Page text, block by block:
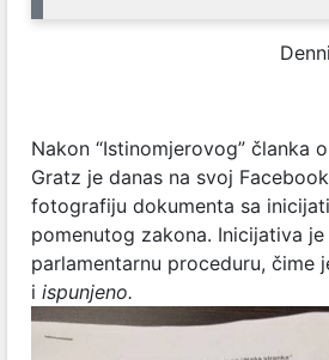
Nakon “Istinomjerovog” članka
Gratz je danas na svoj
fotografiju dokumenta sa
pomenutog zakona. Inicijativa je
parlamentarnu proceduru, čime
i ispunjeno.